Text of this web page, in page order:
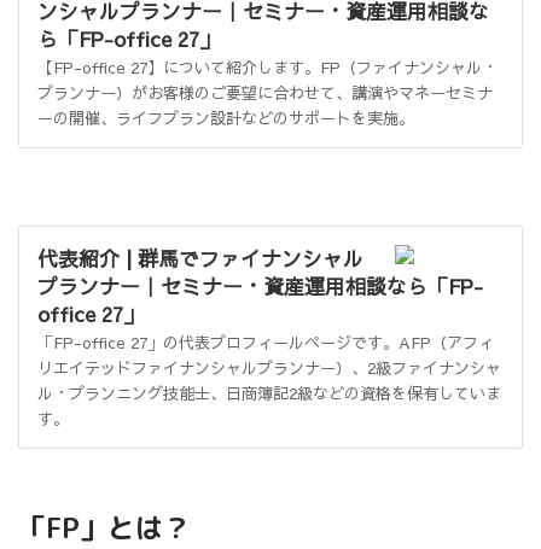
ンシャルプランナー｜セミナー・資産運用相談な
ら「FP-office 27」
【FP-office 27】について紹介します。FP（ファイナンシャル・
プランナー）がお客様のご要望に合わせて、講演やマネーセミナ
ーの開催、ライフプラン設計などのサポートを実施。
代表紹介 | 群馬でファイナンシャル
プランナー｜セミナー・資産運用相談なら「FP-
office 27」
「FP-office 27」の代表プロフィールページです。AFP（アフィ
リエイテッドファイナンシャルプランナー）、2級ファイナンシャ
ル・プランニング技能士、日商簿記2級などの資格を保有していま
す。
「FP」とは？